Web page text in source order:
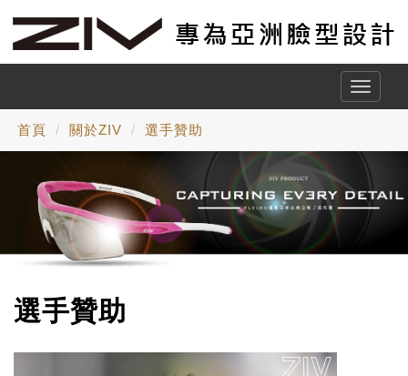
Toggle
首頁 關於ZIV 選手贊助
選手贊助